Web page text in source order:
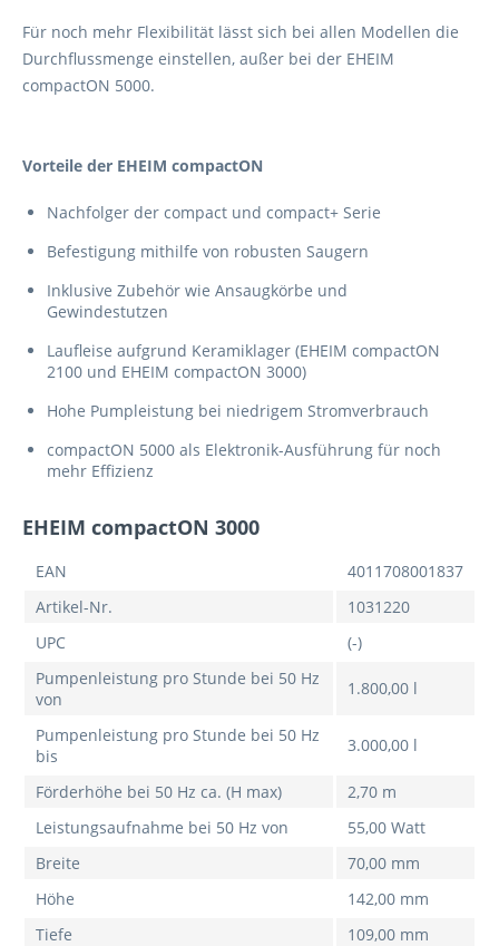
Für noch mehr Flexibilität lässt sich bei allen Modellen die
Durchflussmenge einstellen, außer bei der EHEIM
compactON 5000.
Vorteile der EHEIM compactON
Nachfolger der compact und compact+ Serie
Befestigung mithilfe von robusten Saugern
Inklusive Zubehör wie Ansaugkörbe und
Gewindestutzen
Laufleise aufgrund Keramiklager (EHEIM compactON
2100 und EHEIM compactON 3000)
Hohe Pumpleistung bei niedrigem Stromverbrauch
compactON 5000 als Elektronik-Ausführung für noch
mehr Effizienz
EHEIM compactON 3000
EAN
4011708001837
Artikel-Nr.
1031220
UPC
(-)
Pumpenleistung pro Stunde bei 50 Hz
von
1.800,00 l
Pumpenleistung pro Stunde bei 50 Hz
bis
3.000,00 l
Förderhöhe bei 50 Hz ca. (H max)
2,70 m
Leistungsaufnahme bei 50 Hz von
55,00 Watt
Breite
70,00 mm
Höhe
142,00 mm
Tiefe
109,00 mm